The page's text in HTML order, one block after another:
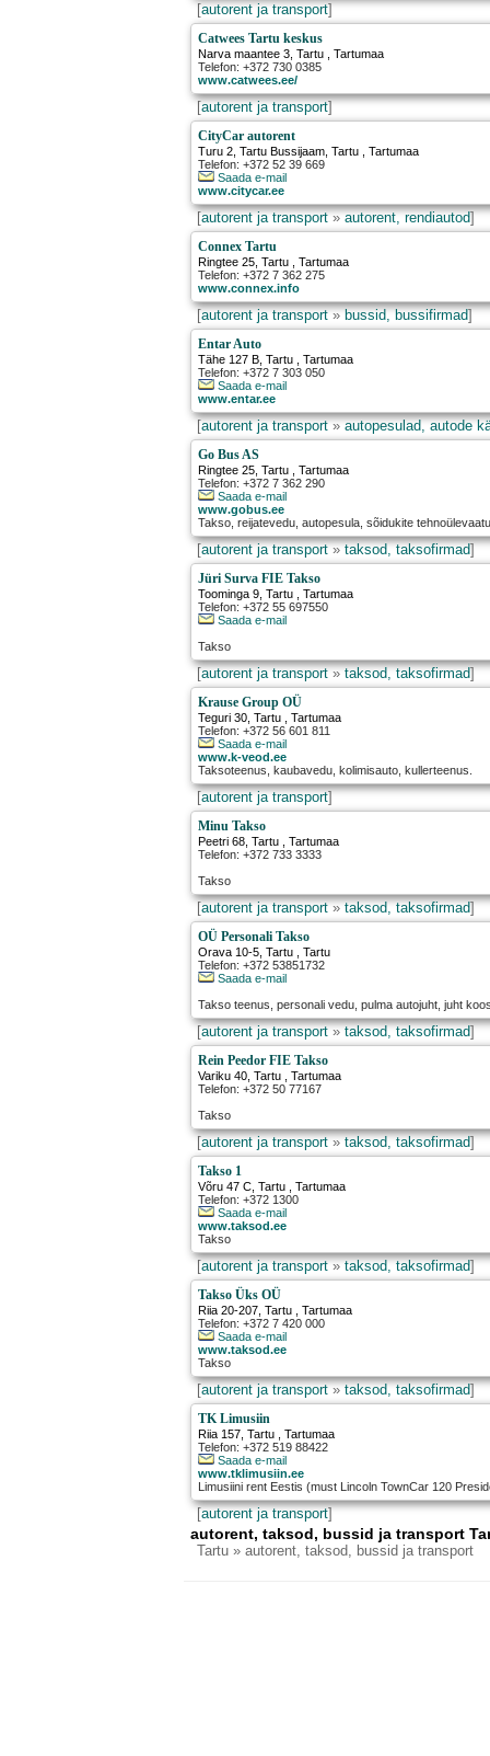
[autorent ja transport]
Catwees Tartu keskus
Narva maantee 3 ,Tartu , Tartumaa
Telefon: +372 730 0385
www.catwees.ee/
[autorent ja transport]
CityCar autorent
Turu 2, Tartu Bussijaam ,Tartu , Tartumaa
Telefon: +372 52 39 669
Saada e-mail
www.citycar.ee
[autorent ja transport»autorent, rendiautod]
Connex Tartu
Ringtee 25 ,Tartu , Tartumaa
Telefon: +372 7 362 275
www.connex.info
[autorent ja transport»bussid, bussifirmad]
Entar Auto
Tähe 127 B ,Tartu , Tartumaa
Telefon: +372 7 303 050
Saada e-mail
www.entar.ee
[autorent ja transport»autopesulad, autode
Go Bus AS
Ringtee 25 ,Tartu , Tartumaa
Telefon: +372 7 362 290
Saada e-mail
www.gobus.ee
Takso, reijatevedu, autopesula, sõidukite
[autorent ja transport»taksod, taksofirmad]
Jüri Surva FIE Takso
Toominga 9 ,Tartu , Tartumaa
Telefon: +372 55 697550
Saada e-mail
Takso
[autorent ja transport»taksod, taksofirmad]
Krause Group OÜ
Teguri 30 ,Tartu , Tartumaa
Telefon: +372 56 601 811
Saada e-mail
www.k-veod.ee
Taksoteenus, kaubavedu, kolimisauto, kullerteenus.
[autorent ja transport]
Minu Takso
Peetri 68 ,Tartu , Tartumaa
Telefon: +372 733 3333
Takso
[autorent ja transport»taksod, taksofirmad]
OÜ Personali Takso
Orava 10-5 ,Tartu , Tartu
Telefon: +372 53851732
Saada e-mail
Takso teenus, personali vedu, pulma autojuht, juht
[autorent ja transport»taksod, taksofirmad]
Rein Peedor FIE Takso
Variku 40 ,Tartu , Tartumaa
Telefon: +372 50 77167
Takso
[autorent ja transport»taksod, taksofirmad]
Takso 1
Võru 47 C ,Tartu , Tartumaa
Telefon: +372 1300
Saada e-mail
www.taksod.ee
Takso
[autorent ja transport»taksod, taksofirmad]
Takso Üks OÜ
Riia 20-207 ,Tartu , Tartumaa
Telefon: +372 7 420 000
Saada e-mail
www.taksod.ee
Takso
[autorent ja transport»taksod, taksofirmad]
TK Limusiin
Riia 157 ,Tartu , Tartumaa
Telefon: +372 519 88422
Saada e-mail
www.tklimusiin.ee
Limusiini rent Eestis (must Lincoln TownCar 120
[autorent ja transport]
autorent, taksod, bussid ja transport
Tartu » autorent, taksod, bussid ja transport